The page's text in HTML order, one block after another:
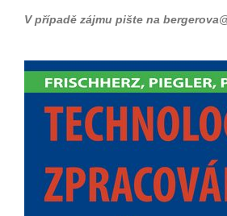
V případě zájmu pište na